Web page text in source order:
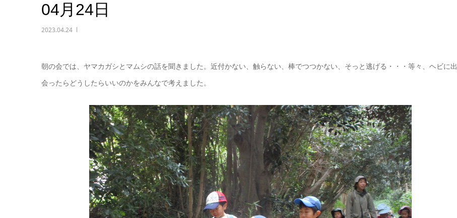
04月24日
2023.04.24
朝の会では、ヤマカガシとマムシの話を聞きました。近付かない、触らない、棒でつつかない、そっと逃げる・・・等々、ヘビに出
会ったらどうしたらいいのかをみんなで考えました。